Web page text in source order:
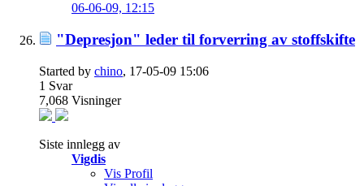
06-06-09, 12:15
"Depresjon" leder til forverring av stoffskifte
Started by chino, 17-05-09 15:06
1 Svar
7,068 Visninger
Siste innlegg av
Vigdis
Vis Profil